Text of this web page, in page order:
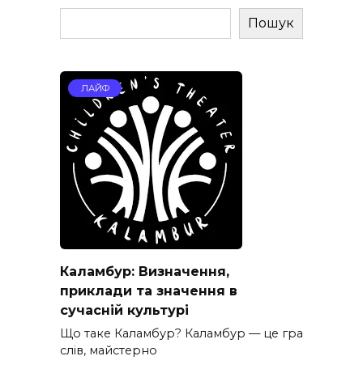
Пошук
ЛАЙФ
Каламбур: Визначення,
приклади та значення в
сучасній культурі
Що таке Каламбур? Каламбур — це гра
слів, майстерно